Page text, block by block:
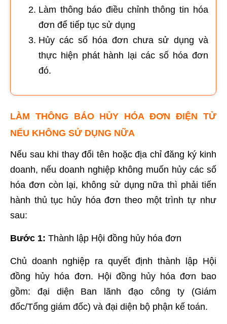
Làm thông báo điều chỉnh thông tin hóa
đơn để tiếp tục sử dụng
Hủy các số hóa đơn chưa sử dụng và
thực hiện phát hành lại các số hóa đơn
đó.
LÀM THÔNG BÁO HỦY HÓA ĐƠN ĐIỆN TỬ
NẾU KHÔNG SỬ DỤNG NỮA
Nếu sau khi thay đổi tên hoặc địa chỉ đăng ký kinh
doanh, nếu doanh nghiệp không muốn hủy các số
hóa đơn còn lại, không sử dụng nữa thì phải tiến
hành thủ tục hủy hóa đơn theo một trình tự như
sau:
Bước 1: Thành lập Hội đồng hủy hóa đơn
Chủ doanh nghiệp ra quyết định thành lập Hội
đồng hủy hóa đơn. Hội đồng hủy hóa đơn bao
gồm: đại diện Ban lãnh đạo công ty (Giám
đốc/Tổng giám đốc) và đại diện bộ phận kế toán.